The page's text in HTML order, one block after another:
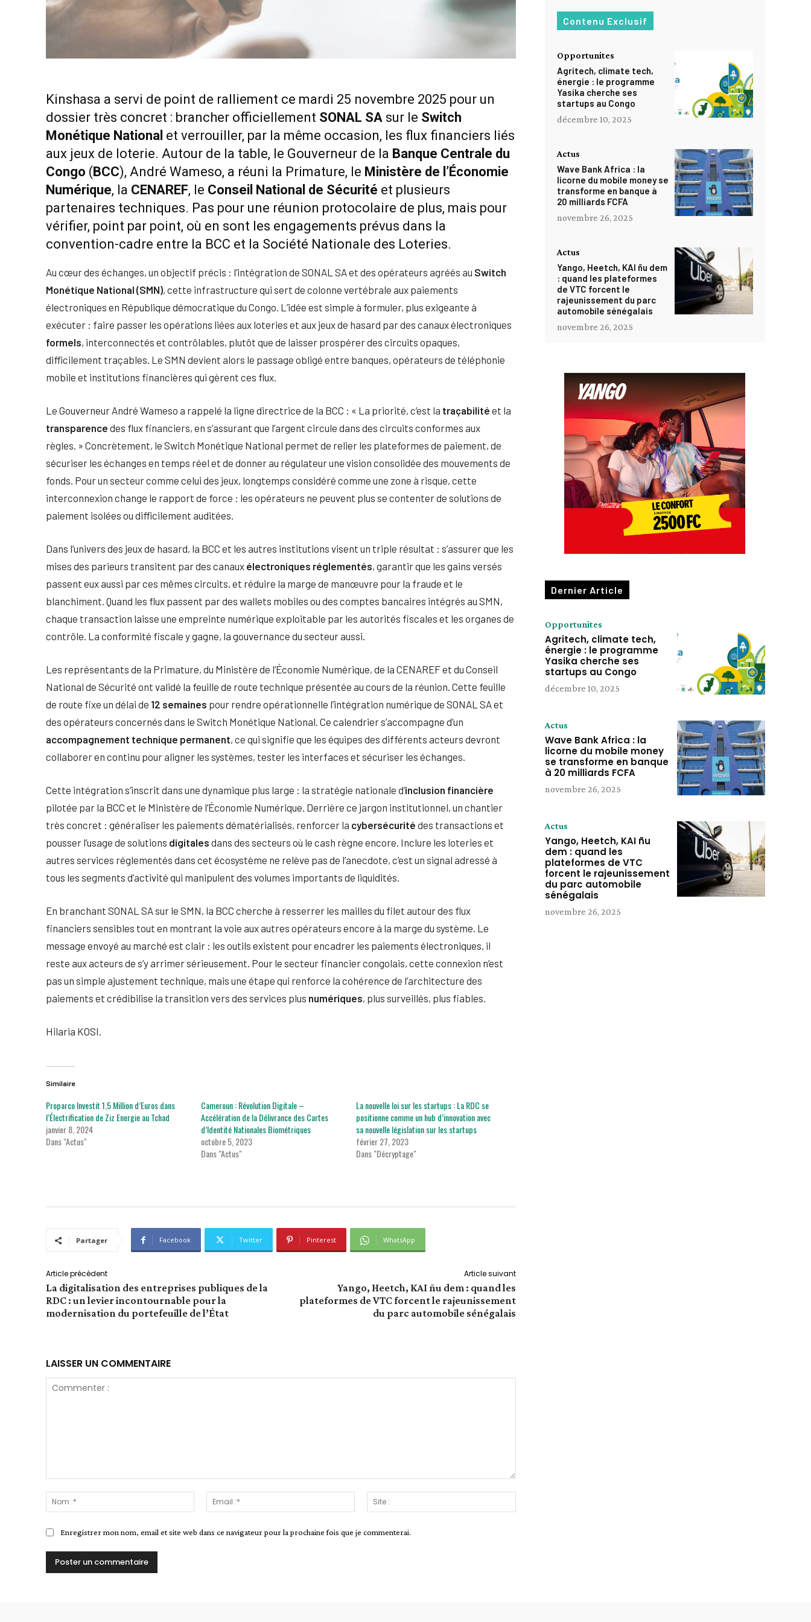
Kinshasa a servi de point de ralliement ce mardi 25 novembre 2025 pour un
dossier très concret : brancher officiellement SONAL SA sur le Switch
Monétique National et verrouiller, par la même occasion, les flux financiers liés
aux jeux de loterie. Autour de la table, le Gouverneur de la Banque Centrale du
Congo (BCC), André Wameso, a réuni la Primature, le Ministère de l’Économie
Numérique, la CENAREF, le Conseil National de Sécurité et plusieurs
partenaires techniques. Pas pour une réunion protocolaire de plus, mais pour
vérifier, point par point, où en sont les engagements prévus dans la
convention-cadre entre la BCC et la Société Nationale des Loteries.
Au cœur des échanges, un objectif précis : l’intégration de SONAL SA et des opérateurs agréés au Switch
Monétique National (SMN), cette infrastructure qui sert de colonne vertébrale aux paiements
électroniques en République démocratique du Congo. L’idée est simple à formuler, plus exigeante à
exécuter : faire passer les opérations liées aux loteries et aux jeux de hasard par des canaux électroniques
formels, interconnectés et contrôlables, plutôt que de laisser prospérer des circuits opaques,
difficilement traçables. Le SMN devient alors le passage obligé entre banques, opérateurs de téléphonie
mobile et institutions financières qui gèrent ces flux.
Le Gouverneur André Wameso a rappelé la ligne directrice de la BCC : « La priorité, c’est la traçabilité et la
transparence des flux financiers, en s’assurant que l’argent circule dans des circuits conformes aux
règles. » Concrètement, le Switch Monétique National permet de relier les plateformes de paiement, de
sécuriser les échanges en temps réel et de donner au régulateur une vision consolidée des mouvements de
fonds. Pour un secteur comme celui des jeux, longtemps considéré comme une zone à risque, cette
interconnexion change le rapport de force : les opérateurs ne peuvent plus se contenter de solutions de
paiement isolées ou difficilement auditées.
Dans l’univers des jeux de hasard, la BCC et les autres institutions visent un triple résultat : s’assurer que les
mises des parieurs transitent par des canaux électroniques réglementés, garantir que les gains versés
passent eux aussi par ces mêmes circuits, et réduire la marge de manœuvre pour la fraude et le
blanchiment. Quand les flux passent par des wallets mobiles ou des comptes bancaires intégrés au SMN,
chaque transaction laisse une empreinte numérique exploitable par les autorités fiscales et les organes de
contrôle. La conformité fiscale y gagne, la gouvernance du secteur aussi.
Les représentants de la Primature, du Ministère de l’Économie Numérique, de la CENAREF et du Conseil
National de Sécurité ont validé la feuille de route technique présentée au cours de la réunion. Cette feuille
de route fixe un délai de 12 semaines pour rendre opérationnelle l’intégration numérique de SONAL SA et
des opérateurs concernés dans le Switch Monétique National. Ce calendrier s’accompagne d’un
accompagnement technique permanent, ce qui signifie que les équipes des différents acteurs devront
collaborer en continu pour aligner les systèmes, tester les interfaces et sécuriser les échanges.
Cette intégration s’inscrit dans une dynamique plus large : la stratégie nationale d’inclusion financière
pilotée par la BCC et le Ministère de l’Économie Numérique. Derrière ce jargon institutionnel, un chantier
très concret : généraliser les paiements dématérialisés, renforcer la cybersécurité des transactions et
pousser l’usage de solutions digitales dans des secteurs où le cash règne encore. Inclure les loteries et
autres services réglementés dans cet écosystème ne relève pas de l’anecdote, c’est un signal adressé à
tous les segments d’activité qui manipulent des volumes importants de liquidités.
En branchant SONAL SA sur le SMN, la BCC cherche à resserrer les mailles du filet autour des flux
financiers sensibles tout en montrant la voie aux autres opérateurs encore à la marge du système. Le
message envoyé au marché est clair : les outils existent pour encadrer les paiements électroniques, il
reste aux acteurs de s’y arrimer sérieusement. Pour le secteur financier congolais, cette connexion n’est
pas un simple ajustement technique, mais une étape qui renforce la cohérence de l’architecture des
paiements et crédibilise la transition vers des services plus numériques, plus surveillés, plus fiables.
Hilaria KOSI.
Similaire
Proparco Investit 1,5 Million d’Euros dans
l’Électrification de Ziz Energie au Tchad
janvier 8, 2024
Dans "Actus"
Cameroun : Révolution Digitale –
Accélération de la Délivrance des Cartes
d’Identité Nationales Biométriques
octobre 5, 2023
Dans "Actus"
La nouvelle loi sur les startups : La RDC se
positionne comme un hub d’innovation avec
sa nouvelle législation sur les startups
février 27, 2023
Dans "Décryptage"
Partager Facebook Twitter Pinterest WhatsApp
Article précédent
La digitalisation des entreprises publiques de la
RDC : un levier incontournable pour la
modernisation du portefeuille de l’État
Article suivant
Yango, Heetch, KAI ñu dem : quand les
plateformes de VTC forcent le rajeunissement
du parc automobile sénégalais
LAISSER UN COMMENTAIRE
:*
:*
:
Enregistrer mon nom, email et site web dans ce navigateur pour la prochaine fois que je commenterai.
Contenu Exclusif
Opportunites
Agritech, climate tech,
énergie : le programme
Yasika cherche ses
startups au Congo
décembre 10, 2025
Actus
Wave Bank Africa : la
licorne du mobile money se
transforme en banque à
20 milliards FCFA
novembre 26, 2025
Actus
Yango, Heetch, KAI ñu dem
: quand les plateformes
de VTC forcent le
rajeunissement du parc
automobile sénégalais
novembre 26, 2025
Dernier Article
Opportunites
Agritech, climate tech,
énergie : le programme
Yasika cherche ses
startups au Congo
décembre 10, 2025
Actus
Wave Bank Africa : la
licorne du mobile money
se transforme en banque
à 20 milliards FCFA
novembre 26, 2025
Actus
Yango, Heetch, KAI ñu
dem : quand les
plateformes de VTC
forcent le rajeunissement
du parc automobile
sénégalais
novembre 26, 2025